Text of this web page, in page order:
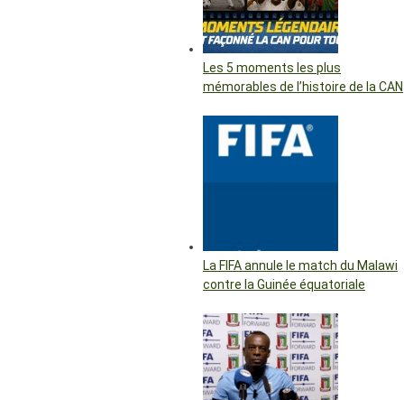
Les 5 moments les plus
mémorables de l’histoire de la CAN
La FIFA annule le match du Malawi
contre la Guinée équatoriale